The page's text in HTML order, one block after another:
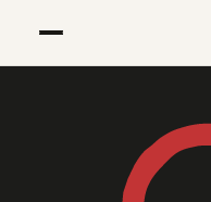
Оставить заявку